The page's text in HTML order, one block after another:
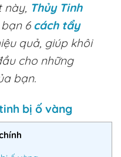
này, Thủy Tinh
6 cách tẩy
quả, giúp khôi
cho những
bạn.
bị ố vàng